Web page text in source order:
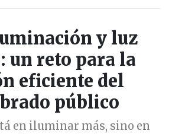
y luz
un reto para la
eficiente del
público
en iluminar más, sino en